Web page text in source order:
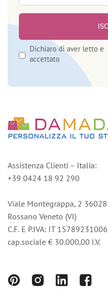
Dichiaro di aver letto e
accettato
Assistenza Clienti – Italia:
+39 0424 18 92 290
Viale Montegrappa, 2 36028
Rossano Veneto (VI)
C.F. E P.IVA: IT 15789231006
cap.sociale € 30.000,00 I.V.